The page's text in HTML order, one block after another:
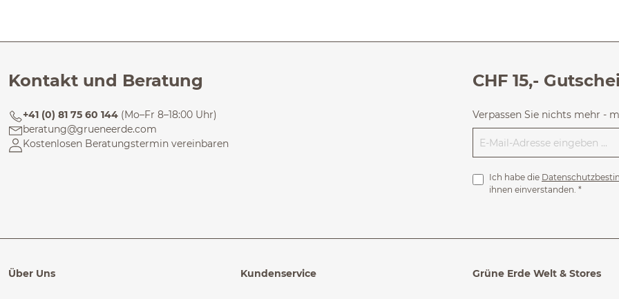
Kontakt und Beratung
+41 (0) 81 75 60 144 (Mo–Fr 8–18:00 Uhr)
beratung@grueneerde.com
Kostenlosen Beratungstermin vereinbaren
CHF 15,-
Verpassen Sie nichts mehr -
Ich habe die
ihnen einverstanden. *
Über Uns Kundenservice Grüne Erde Welt & Stores